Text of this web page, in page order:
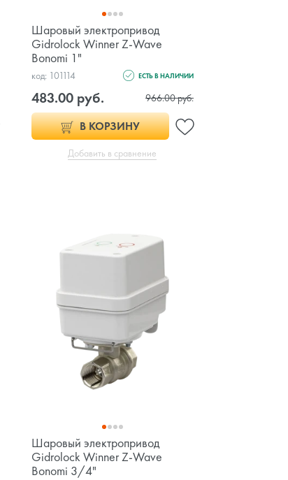
Шаровый электропривод
Gidrolock Winner Z-Wave
Bonomi 1"
код: 101114 ЕСТЬ В НАЛИЧИИ
483.00 руб. 966.00 руб.
В КОРЗИНУ
Добавить в сравнение
Шаровый электропривод
Gidrolock Winner Z-Wave
Bonomi 3/4"